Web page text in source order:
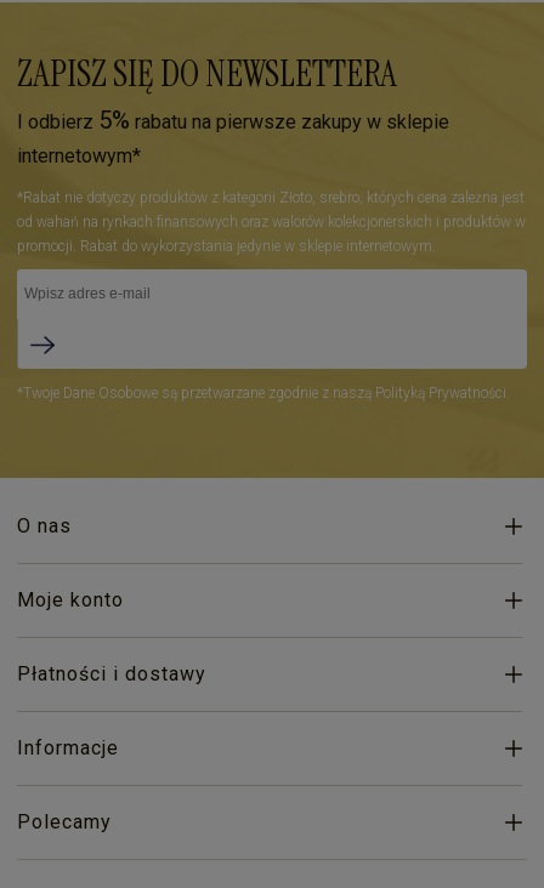
ZAPISZ SIĘ DO NEWSLETTERA
I odbierz 5% rabatu na pierwsze zakupy w sklepie
internetowym*
*Rabat nie dotyczy produktów z kategorii Złoto, srebro, których cena zależna jest
od wahań na rynkach finansowych oraz walorów kolekcjonerskich i produktów w
promocji. Rabat do wykorzystania jedynie w sklepie internetowym.
*Twoje Dane Osobowe są przetwarzane zgodnie z naszą Polityką Prywatności.
O nas
Moje konto
Płatności i dostawy
Informacje
Polecamy